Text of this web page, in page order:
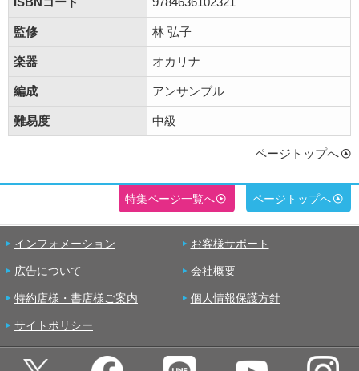
監修 林 弘子
楽器 オカリナ
編成 アンサンブル
難易度 中級
ページトップへ
特集ページ一覧へ ページトップへ
インフォメーション お客様サポート
広告について 会社概要
特約店様・書店様ご案内 個人情報保護方針
サイトポリシー